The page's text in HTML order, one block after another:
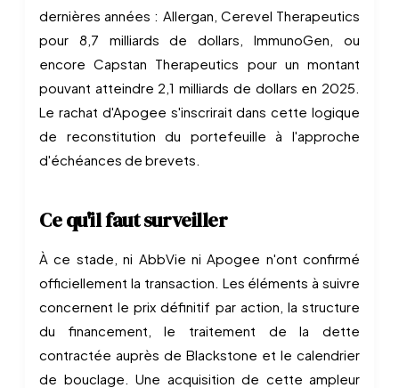
dernières années : Allergan, Cerevel Therapeutics
pour 8,7 milliards de dollars, ImmunoGen, ou
encore Capstan Therapeutics pour un montant
pouvant atteindre 2,1 milliards de dollars en 2025.
Le rachat d'Apogee s'inscrirait dans cette logique
de reconstitution du portefeuille à l'approche
d'échéances de brevets.
Ce qu'il faut surveiller
À ce stade, ni AbbVie ni Apogee n'ont confirmé
officiellement la transaction. Les éléments à suivre
concernent le prix définitif par action, la structure
du financement, le traitement de la dette
contractée auprès de Blackstone et le calendrier
de bouclage. Une acquisition de cette ampleur